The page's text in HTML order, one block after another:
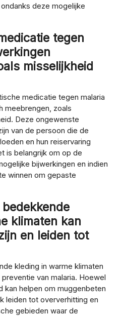
deze mogelijke
tegen
misselijkheid
medicatie tegen malaria
meebrengen, zoals
Deze ongewenste
van de persoon die de
en hun reiservaring
is belangrijk om op de
bijwerkingen en indien
winnen om gepaste
klimaten kan
en leiden tot
kleding in warme klimaten
van malaria. Hoewel
kan helpen om muggenbeten
leiden tot oververhitting en
gebieden waar de